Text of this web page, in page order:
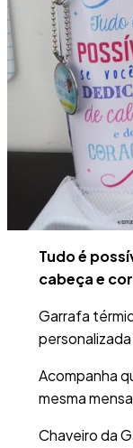
Tudo é
cabeça e
Garrafa
Acompanha
mesma
Chaveiro da